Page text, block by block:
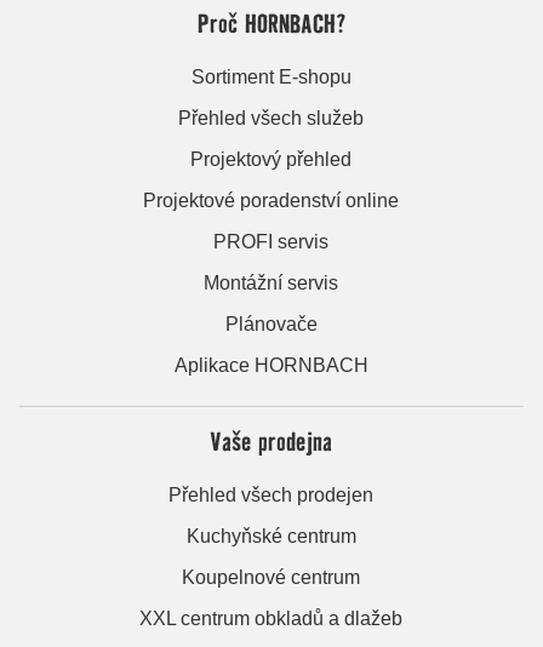
Proč HORNBACH?
Sortiment E-shopu
Přehled všech služeb
Projektový přehled
Projektové poradenství online
PROFI servis
Montážní servis
Plánovače
Aplikace HORNBACH
Vaše prodejna
Přehled všech prodejen
Kuchyňské centrum
Koupelnové centrum
XXL centrum obkladů a dlažeb